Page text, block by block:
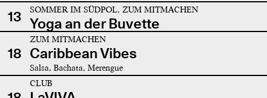
13 SOMMER IM SÜDPOL, ZUM MITMACHEN
Yoga an der Buvette
18
ZUM MITMACHEN
Caribbean Vibes
Salsa, Bachata, Merengue
CLUB